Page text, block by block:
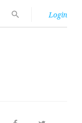
Login